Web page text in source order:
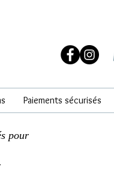
Paiements sécurisés
pour